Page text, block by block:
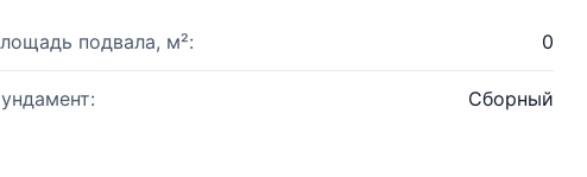
подвала, м²: 0
Сборный